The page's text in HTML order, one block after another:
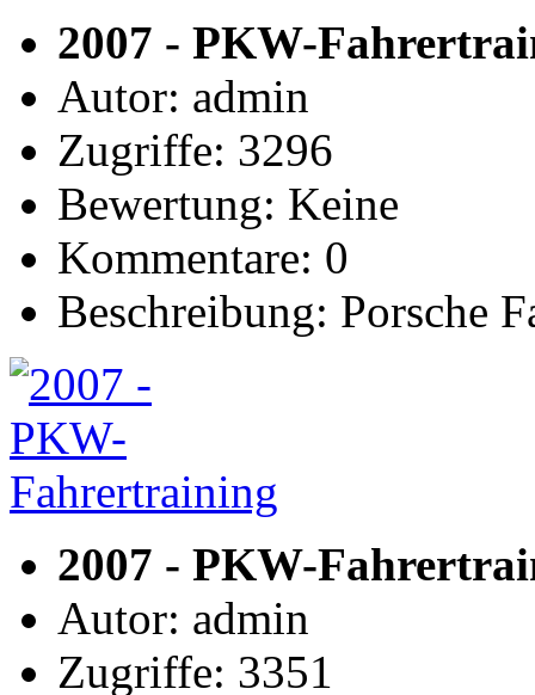
2007 - PKW-
Autor: admin
Zugriffe: 3296
Bewertung: Keine
Kommentare: 0
Beschreibung: Porsche
2007 - PKW-
Autor: admin
Zugriffe: 3351